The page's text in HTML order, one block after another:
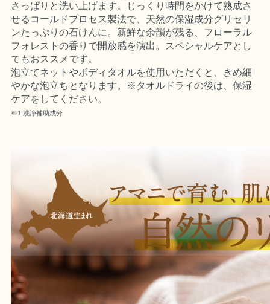
さっぱりと洗い上げます。じっくり時間をかけて熟成さ
せるコールドプロセス製法で、天然の保湿成分グリセリ
ンたっぷりの石けんに。新鮮な余韻が残る、フローラル
フォレストの香りで開放感を演出。スペシャルケアとし
てもおススメです。
泡立てネットやボディタオルを使用いただくと、きめ細
やかな泡立ちとなります。※タオルドライの後は、保湿
ケアをしてください。
※1 洗浄補助成分